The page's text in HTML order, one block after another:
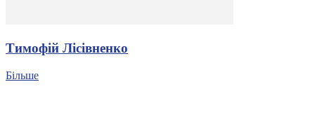
Тимофій Лісівненко
Більше